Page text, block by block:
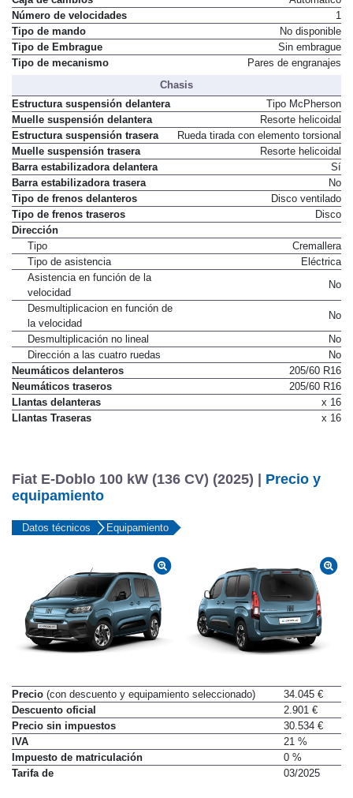
Número de velocidades
1
Tipo de mando
No disponible
Tipo de Embrague
Sin embrague
Tipo de mecanismo
Pares de engranajes
Chasis
Estructura suspensión delantera
Tipo McPherson
Muelle suspensión delantera
Resorte helicoidal
Estructura suspensión trasera
Rueda tirada con elemento torsional
Muelle suspensión trasera
Resorte helicoidal
Barra estabilizadora delantera
Sí
Barra estabilizadora trasera
No
Tipo de frenos delanteros
Disco ventilado
Tipo de frenos traseros
Disco
Dirección
Tipo
Cremallera
Tipo de asistencia
Eléctrica
Asistencia en función de la
velocidad
No
Desmultiplicacion en función de
la velocidad
No
Desmultiplicación no lineal
No
Dirección a las cuatro ruedas
No
Neumáticos delanteros
205/60 R16
Neumáticos traseros
205/60 R16
Llantas delanteras
x 16
Llantas Traseras
x 16
Fiat E-Doblo 100 kW (136 CV) (2025) | Precio y
equipamiento
Datos técnicos Equipamiento
Precio (con descuento y equipamiento seleccionado)
34.045 €
Descuento oficial
2.901 €
Precio sin impuestos
30.534 €
IVA
21 %
Impuesto de matriculación
0 %
Tarifa de
03/2025